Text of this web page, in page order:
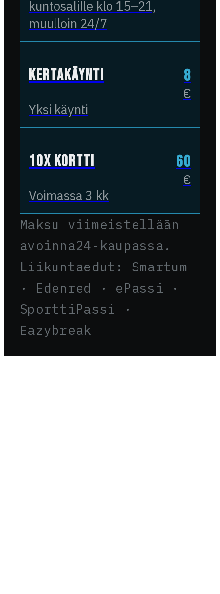
kuntosalille klo 15–21,
muulloin 24/7
Kertakäynti
Yksi käynti
8
€
10x kortti
Voimassa 3 kk
60
€
Maksu viimeistellään
avoinna24-kaupassa.
Liikuntaedut: Smartum
· Edenred · ePassi ·
SporttiPassi ·
Eazybreak